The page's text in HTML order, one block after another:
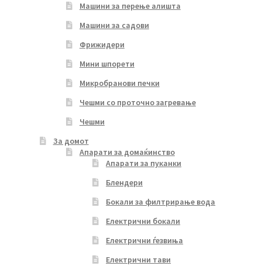
Машини за перење алишта
Машини за садови
Фрижидери
Мини шпорети
Микробранови печки
Чешми со проточно загревање
Чешми
За домот
Апарати за домаќинство
Апарати за пуканки
Блендери
Бокали за филтрирање вода
Електрични бокали
Електрични ѓезвиња
Електрични тави